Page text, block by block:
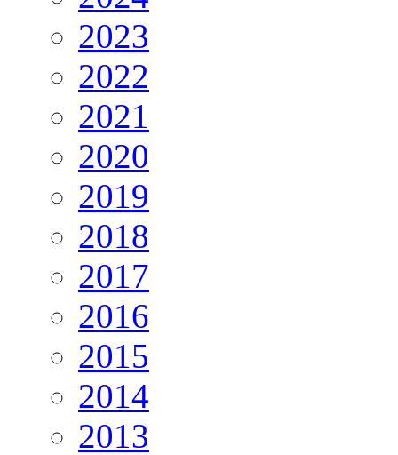
2023
2022
2021
2020
2019
2018
2017
2016
2015
2014
2013